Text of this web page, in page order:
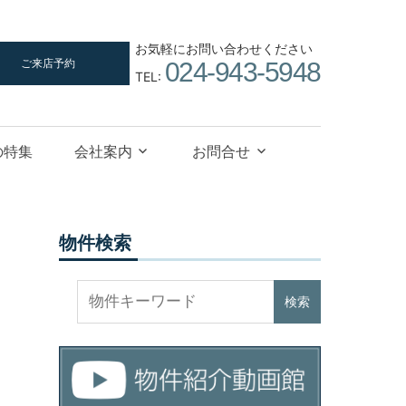
ご来店予約
お気軽にお問い合わせください
TEL: 024-943-5948
集 会社案内 お問合せ
物件検索